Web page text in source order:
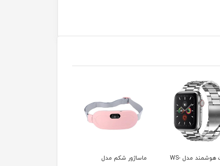
ساعت هوشمند مدل WS-
ماساژور شکم مدل